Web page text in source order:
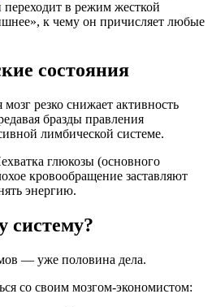
в режим жесткой
к чему он причисляет любые
состояния
резко снижает активность
бразды правления
лимбической системе.
глюкозы (основного
кровообращение заставляют
энергию.
систему?
— уже половина дела.
со своим мозгом-экономистом: